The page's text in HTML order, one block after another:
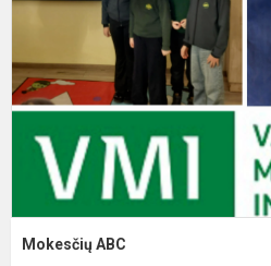
Mokesčių ABC